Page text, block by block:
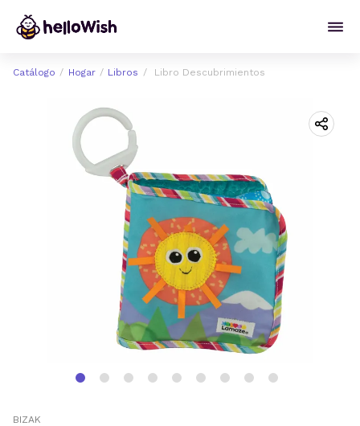
Catálogo Hogar Libros Libro Descubrimientos
BIZAK